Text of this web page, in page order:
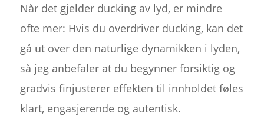
Når det gjelder ducking av lyd, er mindre
ofte mer: Hvis du overdriver ducking, kan det
gå ut over den naturlige dynamikken i lyden,
så jeg anbefaler at du begynner forsiktig og
gradvis finjusterer effekten til innholdet føles
klart, engasjerende og autentisk.